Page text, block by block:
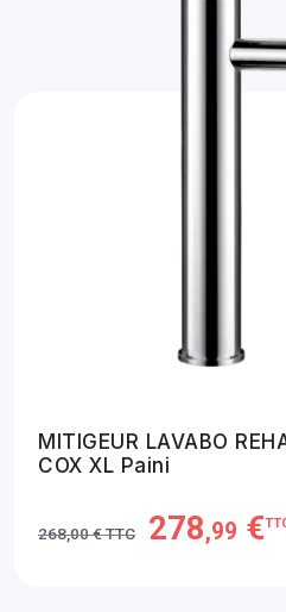
MITIGEUR LAVABO
COX XL Paini
268,00 € TTC 278,99 €